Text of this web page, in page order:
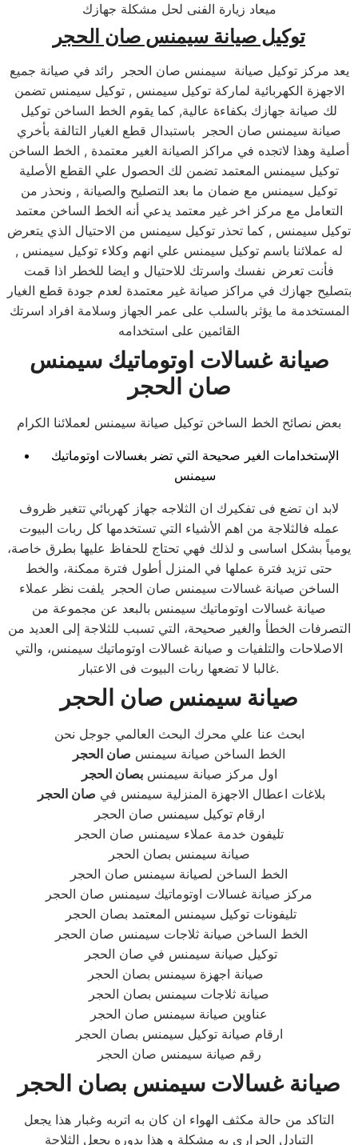
ميعاد زيارة الفنى لحل مشكلة جهازك
توكيل صيانة سيمنس صان الحجر
يعد مركز توكيل صيانة سيمنس صان الحجر رائد في صيانة جميع
الاجهزة الكهربائية لماركة توكيل سيمنس , توكيل سيمنس تضمن
لك صيانة جهازك بكفاءة عالية, كما يقوم الخط الساخن توكيل
صيانة سيمنس صان الحجر باستبدال قطع الغيار التالفة بأخري
أصلية وهذا لاتجده في مراكز الصيانة الغير معتمدة , الخط الساخن
توكيل سيمنس المعتمد تضمن لك الحصول علي القطع الأصلية
توكيل سيمنس مع ضمان ما بعد التصليح والصيانة , ونحذر من
التعامل مع مركز اخر غير معتمد يدعي أنه الخط الساخن معتمد
توكيل سيمنس , كما تحذر توكيل سيمنس من الاحتيال الذي يتعرض
له عملائنا باسم توكيل سيمنس علي انهم وكلاء توكيل سيمنس ,
فأنت تعرض نفسك واسرتك للاحتيال و ايضا للخطر اذا قمت
بتصليح جهازك في مراكز صيانة غير معتمدة لعدم جودة قطع الغيار
المستخدمة ما يؤثر بالسلب على عمر الجهاز وسلامة افراد اسرتك
القائمين على استخدامه
صيانة غسالات اوتوماتيك سيمنس
صان الحجر
بعض نصائح الخط الساخن توكيل صيانة سيمنس لعملائنا الكرام
الإستخدامات الغير صحيحة التي تضر بغسالات اوتوماتيك
سيمنس
لابد ان تضع فى تفكيرك ان الثلاجه جهاز كهربائي تتغير ظروف
عمله فالثلاجة من اهم الأشياء التي تستخدمها كل ربات البيوت
يومياً بشكل اساسى و لذلك فهي تحتاج للحفاظ عليها بطرق خاصة،
حتى تزيد فترة عملها في المنزل أطول فترة ممكنة، والخط
الساخن صيانة غسالات سيمنس صان الحجر يلفت نظر عملاء
صيانة غسالات اوتوماتيك سيمنس بالبعد عن مجموعة من
التصرفات الخطأ والغير صحيحة، التي تسبب للثلاجة إلى العديد من
الاصلاحات والتلفيات و صيانة غسالات اوتوماتيك سيمنس، والتي
غالبا لا تضعها ربات البيوت فى الاعتبار.
صيانة سيمنس صان الحجر
ابحث عنا علي محرك البحث العالمي جوجل نحن
الخط الساخن صيانة سيمنس صان الحجر
اول مركز صيانة سيمنسبصان الحجر
بلاغات اعطال الاجهزة المنزلية سيمنس في صان الحجر
ارقام توكيل سيمنس صان الحجر
تليفون خدمة عملاء سيمنس صان الحجر
صيانة سيمنس بصان الحجر
الخط الساخن لصيانة سيمنس صان الحجر
مركز صيانة غسالات اوتوماتيك سيمنس صان الحجر
تليفونات توكيل سيمنس المعتمد بصان الحجر
الخط الساخن صيانة ثلاجات سيمنس صان الحجر
توكيل صيانة سيمنس في صان الحجر
صيانة ثلاجات سيمنس بصان الحجر
عناوين صيانة سيمنس صان الحجر
ارقام صيانة توكيل سيمنس بصان الحجر
رقم صيانة سيمنس صان الحجر
صيانة غسالات سيمنس بصان الحجر
التاكد من حالة مكثف الهواء ان كان به اتربه وغبار هذا يجعل
التبادل الحراري به مشكلة و هذا بدوره يجعل الثلاجة